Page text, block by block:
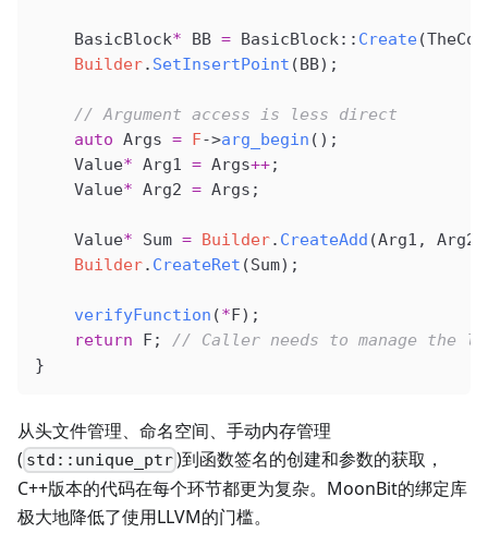
    BasicBlock
* BB = BasicBlock:: Create
    Builder
. SetInsertPoint (BB);
    // Argument access is less direct
    auto
Args = F->arg_begin ();
    Value
* Arg1 = Args++;
    Value
* Arg2 = Args;
    Value
* Sum = Builder. CreateAdd (Arg1,
    Builder
. CreateRet (Sum);
    verifyFunction
(*F);
    return
F;
// Caller needs to manage the
}
从头文件管理、命名空间、手动内存管理
( std::unique_ptr)到函数签名的创建和参数的获取，
C++版本的代码在每个环节都更为复杂。MoonBit的绑定库
极大地降低了使用LLVM的门槛。